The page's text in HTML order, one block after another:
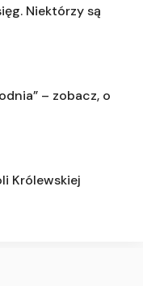
Niektórzy są
– zobacz, o
Królewskiej